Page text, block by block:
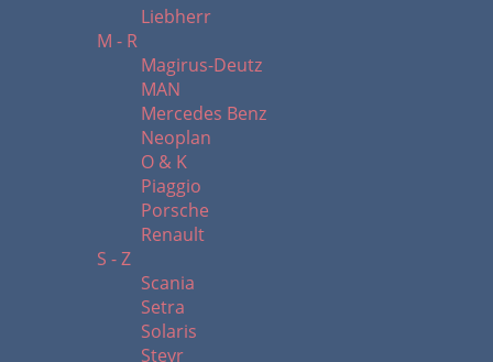
Liebherr
M - R
Magirus-Deutz
MAN
Mercedes Benz
Neoplan
O & K
Piaggio
Porsche
Renault
S - Z
Scania
Setra
Solaris
Steyr